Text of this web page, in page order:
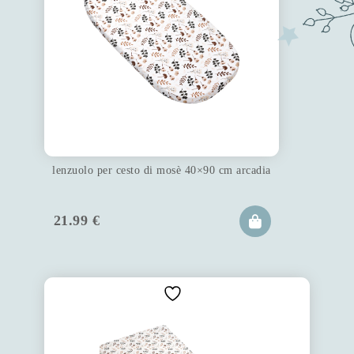
lenzuolo per cesto di mosè 40×90 cm arcadia
21.99 €